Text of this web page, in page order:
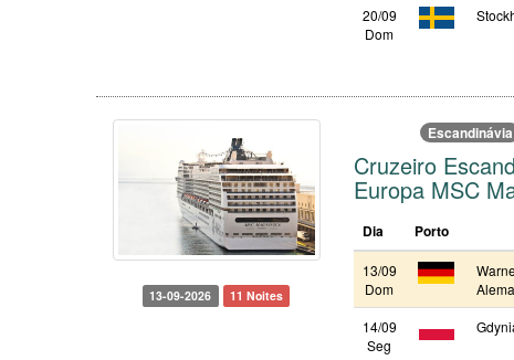
20/09
Dom
13-09-2026 11 Noites
Escandinávia
Cruzeiro
Europa MSC
Dia Porto
13/09
Dom
14/09
Seg